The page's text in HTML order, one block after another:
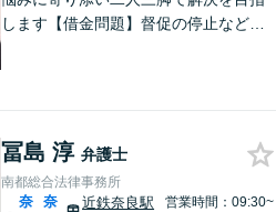
します【借金問題】督促の停止など迅
冨島 淳 弁護士
南都総合法律事務所
奈
奈
近鉄奈良駅
営業時間：09:30~